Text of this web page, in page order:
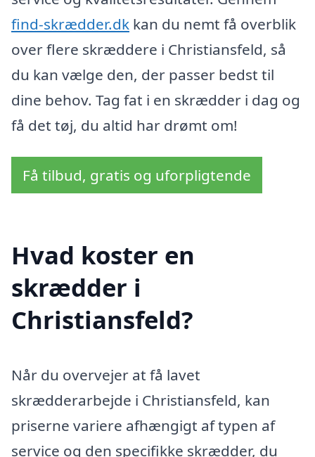
find-skrædder.dk kan du nemt få overblik
over flere skræddere i Christiansfeld, så
du kan vælge den, der passer bedst til
dine behov. Tag fat i en skrædder i dag og
få det tøj, du altid har drømt om!
Få tilbud, gratis og uforpligtende
Hvad koster en
skrædder i
Christiansfeld?
Når du overvejer at få lavet
skrædderarbejde i Christiansfeld, kan
priserne variere afhængigt af typen af
service og den specifikke skrædder, du